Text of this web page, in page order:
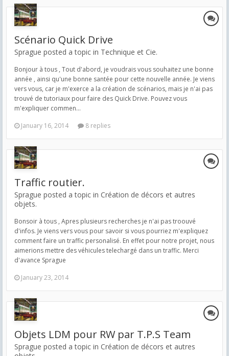
Scénario Quick Drive
Sprague posted a topic in Technique et Cie.
Bonjour à tous , Tout d'abord, je voudrais vous souhaitez une bonne
année , ainsi qu'une bonne santée pour cette nouvelle année. Je viens
vers vous, car je m'exerce a la création de scénarios, mais je n'ai pas
trouvé de tutoriaux pour faire des Quick Drive. Pouvez vous
m'expliquer commen...
January 16, 2014
8 replies
Traffic routier.
Sprague posted a topic in Création de décors et autres
objets.
Bonsoir à tous , Apres plusieurs recherches je n'ai pas troouvé
d'infos. Je viens vers vous pour savoir si vous pourriez m'expliquez
comment faire un traffic personalisé. En effet pour notre projet, nous
aimerions mettre des véhicules telechargé dans un traffic. Merci
d'avance Sprague
January 23, 2014
Objets LDM pour RW par T.P.S Team
Sprague posted a topic in Création de décors et autres